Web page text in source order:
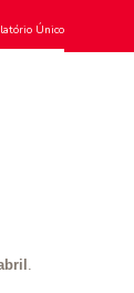
Único
.